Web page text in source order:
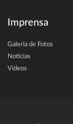
Imprensa
Galeria de Fotos
Notícias
Vídeos